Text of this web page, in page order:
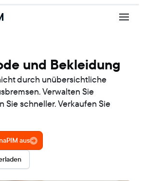
und Bekleidung
durch unübersichtliche
Verwalten Sie
Sie schneller. Verkaufen Sie
aus